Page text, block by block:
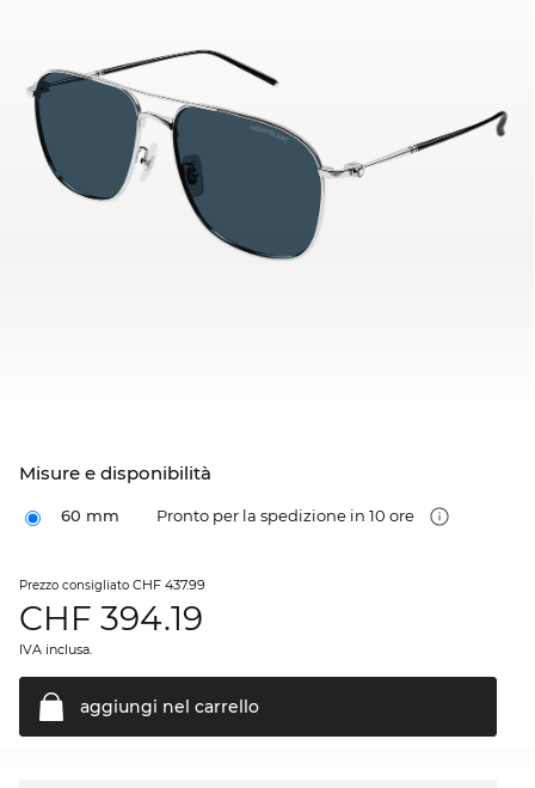
Misure e disponibilità
60 mm Pronto per la spedizione in 10 ore
Prezzo consigliato CHF 437.99
CHF 394.19
IVA inclusa.
aggiungi nel carrello